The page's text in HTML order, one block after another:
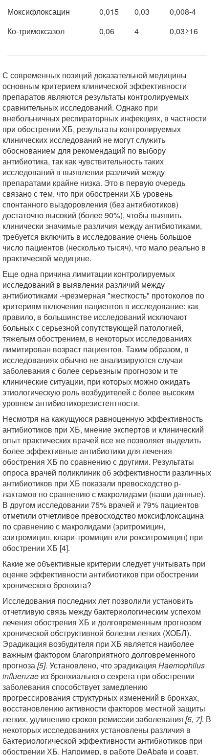
Моксифлоксацин
0,015 0,03
0,008-4
Ко-тримоксазол
0,06 4 0,03≥16
С современных позиций доказательной медицины
основным критерием клинической эффективности
препаратов являются результаты контролируемых
сравнительных исследований. Однако при
внебольничных респираторных инфекциях, в частности
при обострении ХБ, результаты контролируемых
клинических исследований не могут служить
обоснованием для рекомендаций по выбору
антибиотика, так как чувствительность таких
исследований в выявлении различий между
препаратами крайне низка. Это в первую очередь
связано с тем, что при обострении ХБ уровень
спонтанного выздоровления (без антибиотиков)
достаточно высокий (более 90%), чтобы выявить
клинически значимые различия между антибиотиками,
требуется включить в исследование очень большое
число пациентов (несколько тысяч), что мало реально в
практической медицине.
Еще одна причина лимитации контролируемых
исследований в выявлении различий между
антибиотиками -чрезмерная "жесткость" протоколов по
критериям включения пациентов в исследование: как
правило, в большинстве исследований исключают
больных с серьезной сопутствующей патологией,
тяжелым обострением, в некоторых исследованиях
лимитирован возраст пациентов. Таким образом, в
исследованиях обычно не анализируются случаи
заболевания с более серьезным прогнозом и те
клинические ситуации, при которых можно ожидать
этиологическую роль возбудителей с более высоким
уровнем антибиотикорезистентности.
Несмотря на кажущуюся равноценную эффективность
антибиотиков при ХБ, мнение экспертов и клинический
опыт практических врачей все же позволяет выделить
более эффективные антибиотики для лечения
обострения ХБ по сравнению с другими. Результаты
опроса врачей поликлиник об эффективности различных
антибиотиков при ХБ показали превосходство р-
лактамов по сравнению с макролидами (наши данные).
В другом исследовании 75% врачей и 79% пациентов
отметили отчетливое превосходство моксифлоксацина
по сравнению с макролидами (эритромицин,
азитромицин, клари-тромицин или рокситромицин) при
обострении ХБ [4].
Какие же объективные критерии следует учитывать при
оценке эффективности антибиотиков при обострении
хронического бронхита?
Исследования последних лет позволили установить
отчетливую связь между бактериологическим успехом
лечения обострения ХБ и долговременным прогнозом
хронической обструктивной болезни легких (ХОБЛ).
Эрадикация возбудителя при ХБ является наиболее
важным фактором благоприятного долговременного
прогноза[5]. Установлено, что эрадикация Haemophilus
influenzae из бронхиального секрета при обострении
заболевания способствует замедлению
прогрессирования структурных изменений в бронхах,
восстановлению активности факторов местной защиты
легких, удлинению сроков ремиссии заболевания [6, 7]. В
некоторых исследованиях установлены различия в
бактериологической эффективности антибиотиков при
обострении ХБ. Например, в работе DeAbate и соавт.